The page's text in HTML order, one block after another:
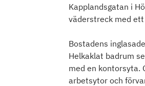
Kapplandsgatan i
väderstreck med
Bostadens
Helkaklat badrum
med en kontorsyta.
arbetsytor och